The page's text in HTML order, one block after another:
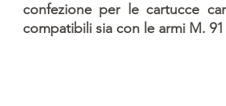
confezione per le cartucce
compatibili sia con le armi M.